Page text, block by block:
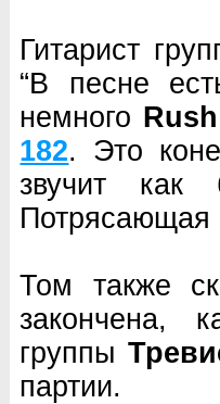
Гитарист
“В песне
немного Rush
182. Это
звучит как
Потрясающая
Том также
закончена,
группы
партии.